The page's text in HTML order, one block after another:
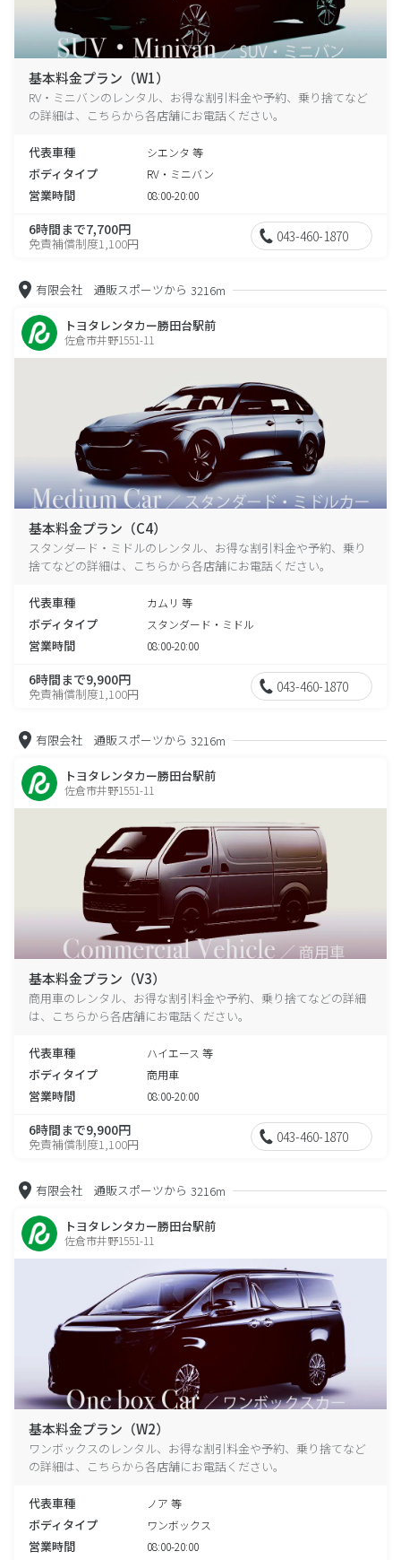
基本料金プラン（W1）
RV・ミニバンのレンタル、お得な割引料金や予約、乗り捨てなど
の詳細は、こちらから各店舗にお電話ください。
代表車種 シエンタ 等
ボディタイプ RV・ミニバン
営業時間 08:00-20:00
6時間まで7,700円
免責補償制度1,100円 043-460-1870
有限会社 通販スポーツから 3216m
トヨタレンタカー勝田台駅前
佐倉市井野1551-11
基本料金プラン（C4）
スタンダード・ミドルのレンタル、お得な割引料金や予約、乗り
捨てなどの詳細は、こちらから各店舗にお電話ください。
代表車種 カムリ 等
ボディタイプ スタンダード・ミドル
営業時間 08:00-20:00
6時間まで9,900円
免責補償制度1,100円 043-460-1870
有限会社 通販スポーツから 3216m
トヨタレンタカー勝田台駅前
佐倉市井野1551-11
基本料金プラン（V3）
商用車のレンタル、お得な割引料金や予約、乗り捨てなどの詳細
は、こちらから各店舗にお電話ください。
代表車種 ハイエース 等
ボディタイプ 商用車
営業時間 08:00-20:00
6時間まで9,900円
免責補償制度1,100円 043-460-1870
有限会社 通販スポーツから 3216m
トヨタレンタカー勝田台駅前
佐倉市井野1551-11
基本料金プラン（W2）
ワンボックスのレンタル、お得な割引料金や予約、乗り捨てなど
の詳細は、こちらから各店舗にお電話ください。
代表車種 ノア 等
ボディタイプ ワンボックス
営業時間 08:00-20:00